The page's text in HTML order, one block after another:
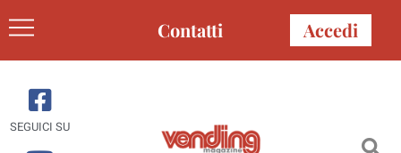
Contatti Accedi
SEGUICI SU